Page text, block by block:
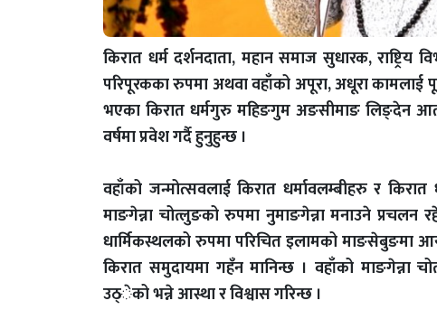
किरात धर्म दर्शनदाता, महान समाज सुधारक,
परिपूरकका रुपमा अथवा वहाँको अपूरा, अधूरा कामलाई
भएका किरात धर्मगुरु महिङगुम अङसीमाङ लिङ्देन
वर्षमा प्रवेश गर्दै हुनुहुन्छ ।
वहाँको जन्मोत्सवलाई किरात धर्मावलम्बीहरु र
माङगेन्ना चोत्लुङको रुपमा नुमाङगेन्ना मनाउने प्रचलन
धार्मिकस्थलको रुपमा परिचित इलामको माङसेबुङमा
किरात समुदायमा गहँन मानिन्छ । वहाँको माङगेन्ना
उठ्ेको भन्ने आस्था र विश्वास गरिन्छ ।